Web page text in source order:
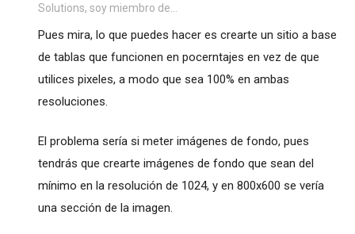
Solutions, soy miembro de...
Pues mira, lo que puedes hacer es crearte un sitio a base
de tablas que funcionen en pocerntajes en vez de que
utilices pixeles, a modo que sea 100% en ambas
resoluciones.
El problema sería si meter imágenes de fondo, pues
tendrás que crearte imágenes de fondo que sean del
mínimo en la resolución de 1024, y en 800x600 se vería
una sección de la imagen.